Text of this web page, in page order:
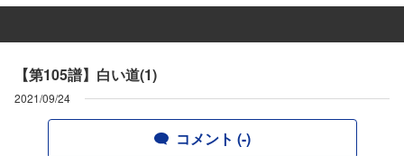
【第105譜】白い道(1)
2021/09/24
コメント (-)